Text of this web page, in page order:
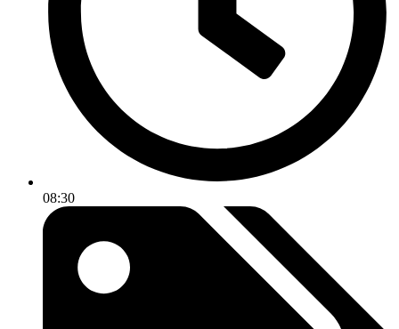
08:30